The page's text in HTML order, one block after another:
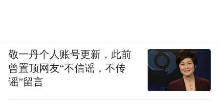
敬一丹个人账号更新，此前
曾置顶网友“不信谣，不传
谣”留言